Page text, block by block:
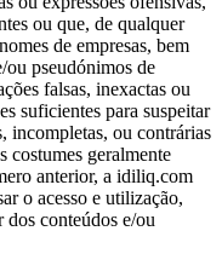
ou que, de qualquer
de empresas, bem
ou pseudónimos de
falsas, inexactas ou
suficientes para suspeitar
incompletas, ou contrárias
costumes geralmente
anterior, a idiliq.com
o acesso e utilização,
dos conteúdos e/ou